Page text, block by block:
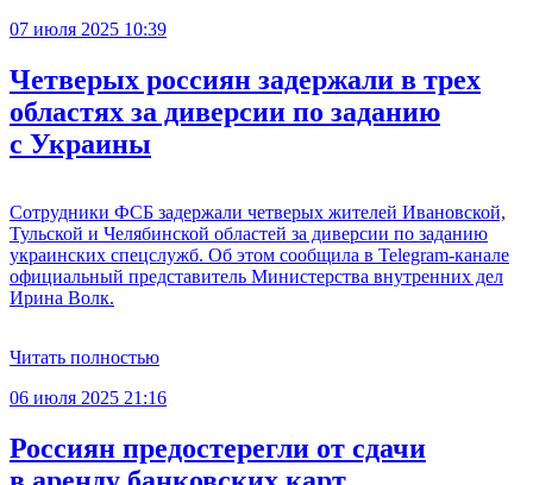
07 июля 2025 10:39
Четверых россиян задержали в трех
областях за диверсии по заданию
с Украины
Сотрудники ФСБ задержали четверых жителей Ивановской,
Тульской и Челябинской областей за диверсии по заданию
украинских спецслужб. Об этом сообщила в Telegram-канале
официальный представитель Министерства внутренних дел
Ирина Волк.
Читать полностью
06 июля 2025 21:16
Россиян предостерегли от сдачи